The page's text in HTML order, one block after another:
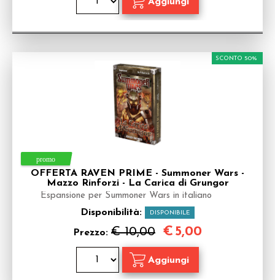
OFFERTA RAVEN PRIME - Summoner Wars -
Mazzo Rinforzi - La Carica di Grungor
Espansione per Summoner Wars in italiano
Disponibilità: DISPONIBILE
Prezzo: € 10,00
SCONTO 50%
€ 5,00